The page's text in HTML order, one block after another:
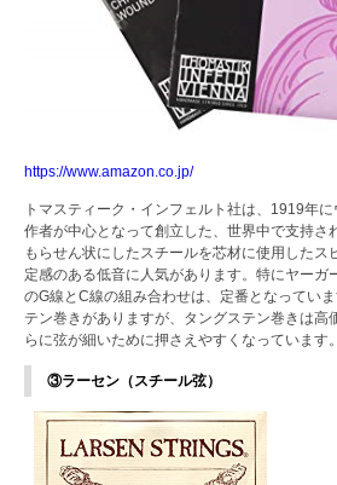
https://www.amazon.co.jp/
トマスティーク・インフェルト社は、1919年
作者が中心となって創立した、世界中で支持さ
もらせん状にしたスチールを芯材に使用したス
定感のある低音に人気があります。特にヤーガ
のG線とC線の組み合わせは、定番となってい
テン巻きがありますが、タングステン巻きは高
らに弦が細いために押さえやすくなっています。
③ラーセン（スチール弦）